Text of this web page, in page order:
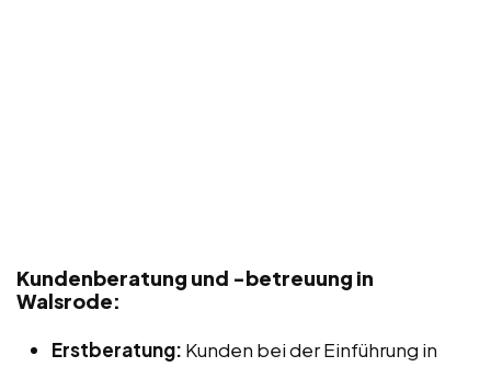
Kundenberatung und -betreuung in
Walsrode:
Erstberatung: Kunden bei der Einführung in